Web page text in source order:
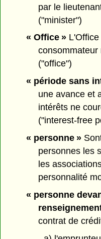
par le
("minister")
« Office »L'Office
consommateur
("office")
« période sans
une avance et
intérêts ne
("interest-free
« personne »
personnes les
les
personnalité
« personne
contrat de